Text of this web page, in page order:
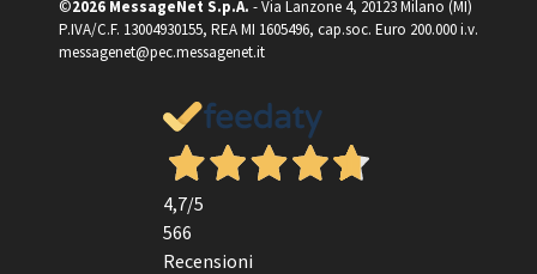
©2026 MessageNet S.p.A. - Via Lanzone 4, 20123 Milano (MI)
P.IVA/C.F. 13004930155, REA MI 1605496, cap.soc. Euro 200.000 i.v.
messagenet@pec.messagenet.it
4,7/5
566
Recensioni